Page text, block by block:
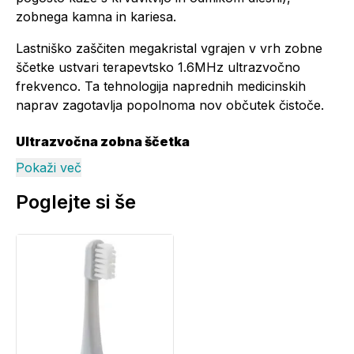
zobnega kamna in kariesa.
Lastniško zaščiten megakristal vgrajen v vrh zobne
ščetke ustvari terapevtsko 1.6MHz ultrazvočno
frekvenco. Ta tehnologija naprednih medicinskih
naprav zagotavlja popolnoma nov občutek čistoče.
Ultrazvočna zobna ščetka
Pokaži več
Poglejte si še